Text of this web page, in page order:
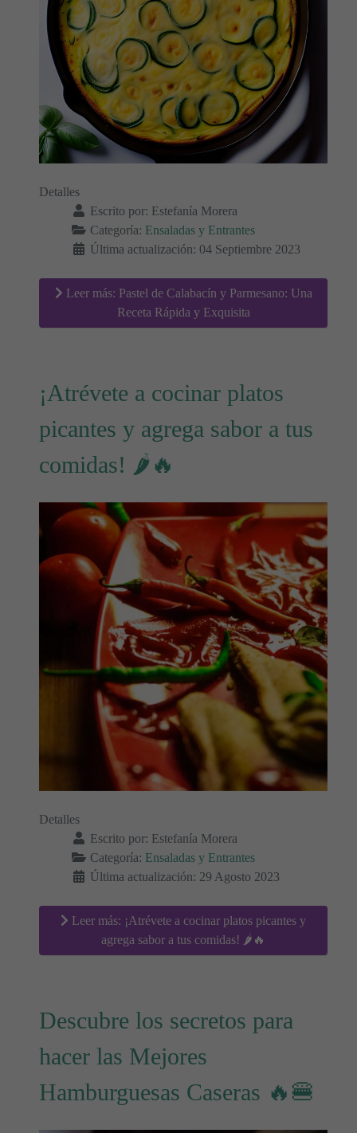
Detalles
Escrito por: Estefanía Morera
Categoría: Ensaladas y Entrantes
Última actualización: 04 Septiembre 2023
Leer más: Pastel de Calabacín y Parmesano: Una
Receta Rápida y Exquisita
¡Atrévete a cocinar platos
picantes y agrega sabor a tus
comidas! 🌶️🔥
Detalles
Escrito por: Estefanía Morera
Categoría: Ensaladas y Entrantes
Última actualización: 29 Agosto 2023
Leer más: ¡Atrévete a cocinar platos picantes y
agrega sabor a tus comidas! 🌶️🔥
Descubre los secretos para
hacer las Mejores
Hamburguesas Caseras 🔥🍔